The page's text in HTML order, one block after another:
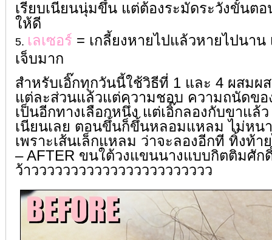
เรียบเนียนนุ่มขึ้น แต่ต้องระมัดระวังขั้นต
ให้ดี
เลเซอร์ = เกลี้ยงหายไปแล้วหายไปนาน
เจ็บมาก
สำหรับเอิ๊กทุกวันนี้ใช้วิธีที่ 1 และ 4 ผสมผ
แต่ละส่วนแล้วแต่ความชอบ ความถนัดข
เป็นอีกทางเลือกหนึ่ง แต่เอิ๊กลองกับขาแล้
เนียนเลย ตอนขึ้นก็ขึ้นหลอมแหลม ไม่หน
เพราะเส้นเล็กแหลม ว่าจะลองอีกที ทิ้งท้า
– AFTER ขนใต้วงแขนนางแบบกิตติมศัก
ว้าววววววววววววววววววววววว